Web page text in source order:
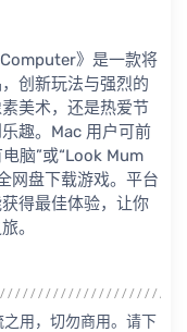
》是一款将
创新玩法与强烈的
美术，还是热爱节
趣。Mac 用户可前
脑”或“Look Mum
网盘下载游戏。平台
得最佳体验，让你
。
用，切勿商用。请下